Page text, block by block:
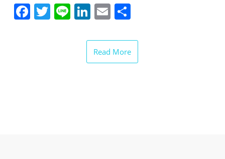
Facebook
Twitter
LineLinkedIn
Email
分
Read More